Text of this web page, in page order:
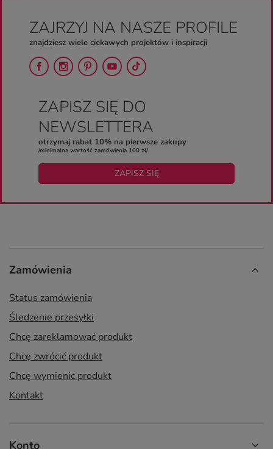
ZAJRZYJ NA NASZE PROFILE
znajdziesz wiele ciekawych projektów i inspiracji
ZAPISZ SIĘ DO
NEWSLETTERA
otrzymaj rabat 10% na pierwsze zakupy
/minimalna wartość zamówienia 100 zł/
ZAPISZ SIĘ
Zamówienia
Status zamówienia
Śledzenie przesyłki
Chcę zareklamować produkt
Chcę zwrócić produkt
Chcę wymienić produkt
Kontakt
Konto